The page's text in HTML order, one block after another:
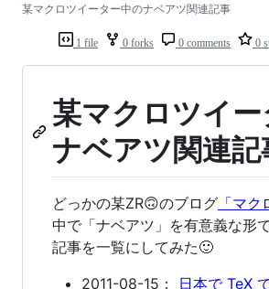
1 file 0 forks 0 comments 0
某マクロツイーター中のナベアツ関連記事
某マクロツイ
ナベアツ関連記
どっかの某ZR🙃のブログ 「マク
中で「ナベアツ」を有意義な形
記事を一覧にしてみた🙂
2011-08-15： 日本で TeX